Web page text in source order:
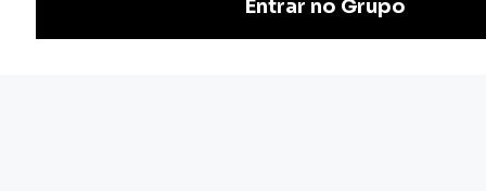
Descubra o sucesso profissional com nosso Curso de
Coaching e Planejamento de Carreira Grátis e Online. Eleve